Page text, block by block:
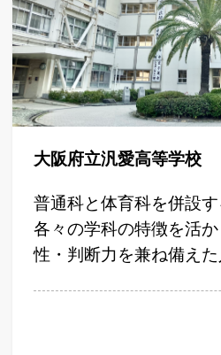
大阪府立汎愛高等学校
普通科と体育科を併設す
各々の学科の特徴を活
性・判断力を兼ね備え